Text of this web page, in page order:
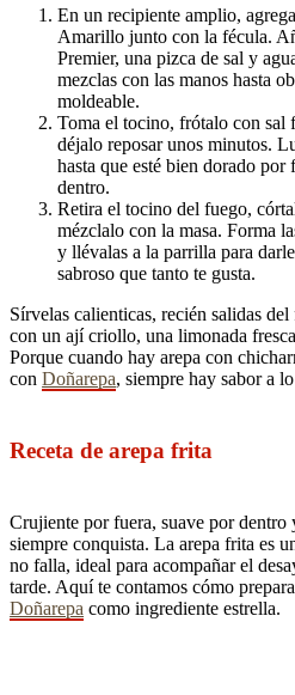
En un recipiente amplio,
Amarillo junto con la fécula.
Premier, una pizca de sal y
mezclas con las manos hasta
moldeable.
Toma el tocino, frótalo con sal
déjalo reposar unos minutos.
hasta que esté bien dorado
dentro.
Retira el tocino del fuego,
mézclalo con la masa. Forma
y llévalas a la parrilla para
sabroso que tanto te gusta.
Sírvelas calienticas, recién salidas
con un ají criollo, una limonada
Porque cuando hay arepa con
conDoñarepa, siempre hay sabor a
Receta de arepa frita
Crujiente por fuera, suave por dentro
siempre conquista. La arepa frita es
no falla, ideal para acompañar el
tarde. Aquí te contamos cómo
Doñarepa como ingrediente estrella.